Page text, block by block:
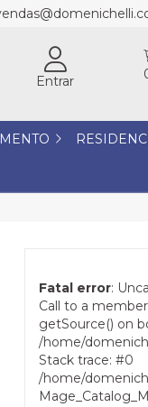
Entrar
Fatal error:
Call to a
getSource() on
/home/
Stack trace: #0
/home/